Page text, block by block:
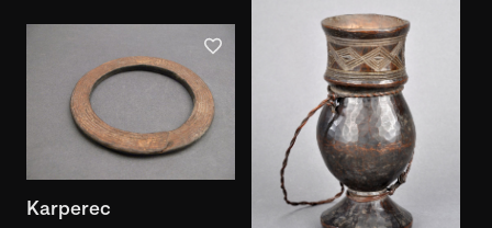
Karperec